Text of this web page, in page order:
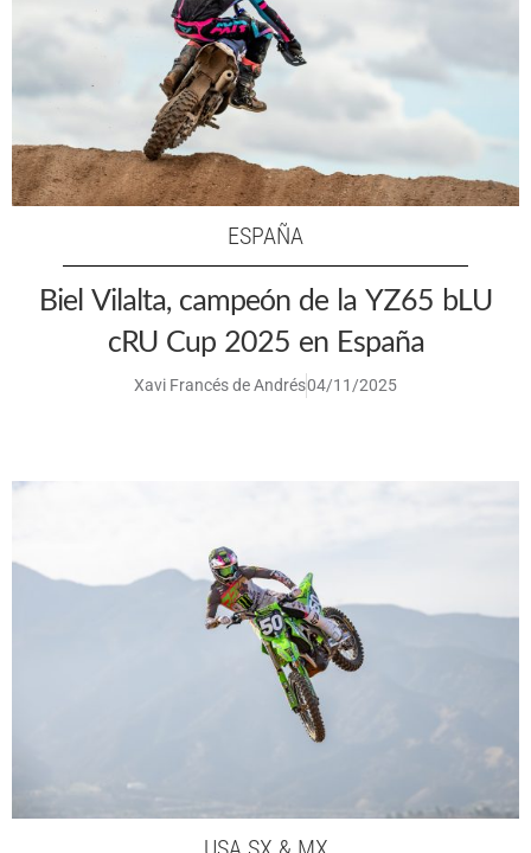
ESPAÑA
Biel Vilalta, campeón de la YZ65 bLU
cRU Cup 2025 en España
Xavi Francés de Andrés04/11/2025